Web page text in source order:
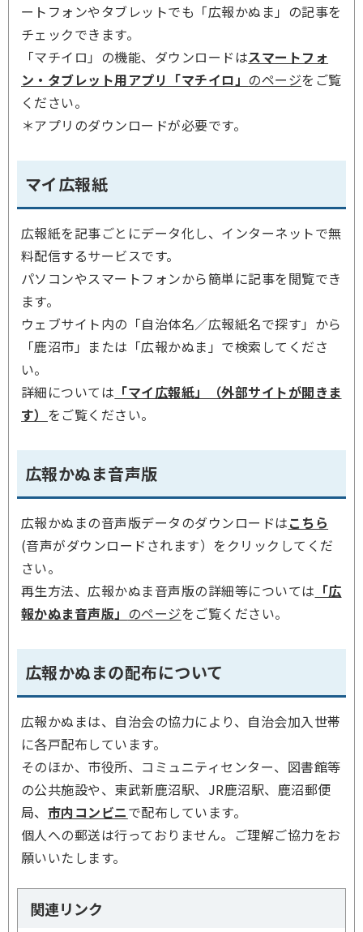
ートフォンやタブレットでも「広報かぬま」の記事を
チェックできます。
「マチイロ」の機能、ダウンロードはスマートフォ
ン・タブレット用アプリ「マチイロ」 のページをご覧
ください。
＊アプリのダウンロードが必要です。
マイ広報紙
広報紙を記事ごとにデータ化し、インターネットで無
料配信するサービスです。
パソコンやスマートフォンから簡単に記事を閲覧でき
ます。
ウェブサイト内の「自治体名／広報紙名で探す」から
「鹿沼市」または「広報かぬま」で検索してくださ
い。
詳細については 「マイ広報紙」（外部サイトが開きま
す） をご覧ください。
広報かぬま音声版
広報かぬまの音声版データのダウンロードはこちら
(音声がダウンロードされます）をクリックしてくだ
さい。
再生方法、広報かぬま音声版の詳細等については 「広
報かぬま音声版」 のページをご覧ください。
広報かぬまの配布について
広報かぬまは、自治会の協力により、自治会加入世帯
に各戸配布しています。
そのほか、市役所、コミュニティセンター、図書館等
の公共施設や、東武新鹿沼駅、JR鹿沼駅、鹿沼郵便
局、 市内コンビニで配布しています。
個人への郵送は行っておりません。ご理解ご協力をお
願いいたします。
関連リンク